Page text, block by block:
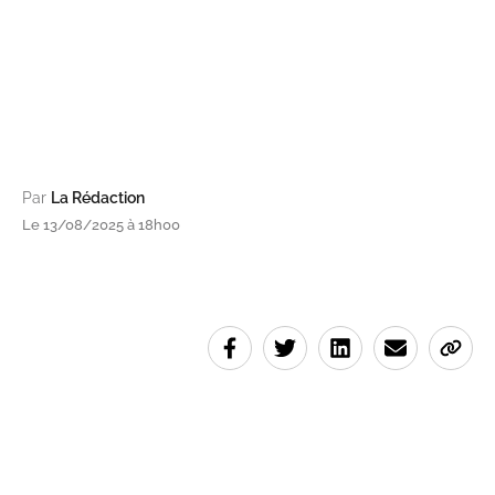
Par La Rédaction
Le 13/08/2025 à 18h00